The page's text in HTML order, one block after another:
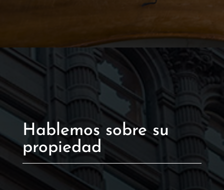
Hablemos sobre su
propiedad